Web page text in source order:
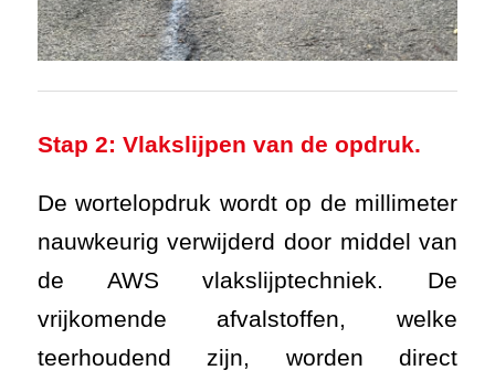
Stap 2: Vlakslijpen van de opdruk.
De wortelopdruk wordt op de millimeter
nauwkeurig verwijderd door middel van
de AWS vlakslijptechniek. De
vrijkomende afvalstoffen, welke
teerhoudend zijn, worden direct